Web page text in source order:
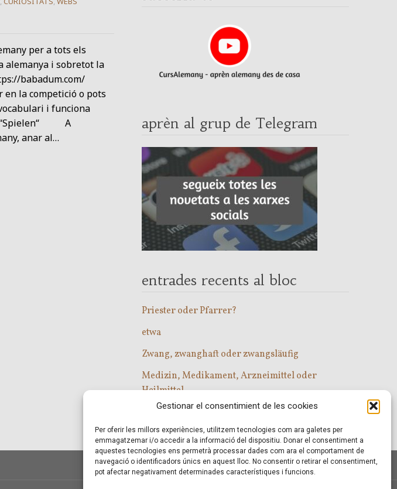
Gestionar el consentimient de les cookies
Per oferir les millors experiències, utilitzem tecnologies com ara galetes per
emmagatzemar i/o accedir a la informació del dispositiu. Donar el consentiment a
aquestes tecnologies ens permetrà processar dades com ara el comportament de
navegació o identificadors únics en aquest lloc. No consentir o retirar el consentiment,
pot afectar negativament determinades característiques i funcions.
per a tots els
alemanya i sobretot la
babadum.com/
en la competició o pots
i funciona
“Spielen“ A
anar al…
aprèn al grup de Telegram
entrades recents al bloc
Priester oder Pfarrer?
etwa
Zwang, zwanghaft oder zwangsläufig
Medizin, Medikament, Arzneimittel oder
Heilmittel
Com entrar a les classes d’alemany?